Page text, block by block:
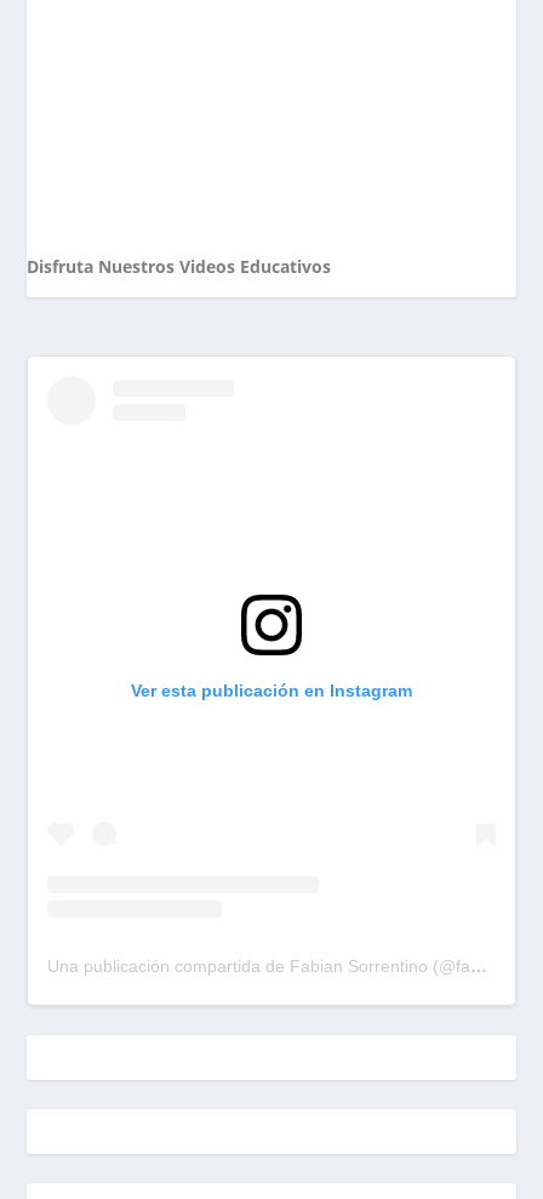
Disfruta Nuestros Videos Educativos
Ver esta publicación en Instagram
Una publicación compartida de Fabian Sorrentino (@fabiansonria)